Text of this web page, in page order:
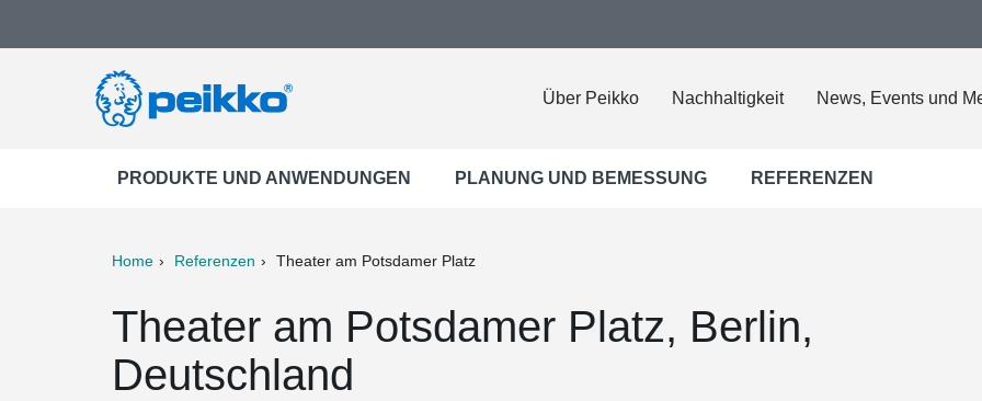
Über Peikko Nachhaltigkeit News, Events und
PRODUKTE UND ANWENDUNGEN PLANUNG UND BEMESSUNG REFERENZEN
Home Referenzen Theater am Potsdamer Platz
Theater am Potsdamer Platz, Berlin,
Deutschland